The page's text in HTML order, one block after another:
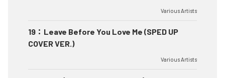
Various Artists
19 ： Leave Before You Love Me (SPED UP
COVER VER.)
Various Artists